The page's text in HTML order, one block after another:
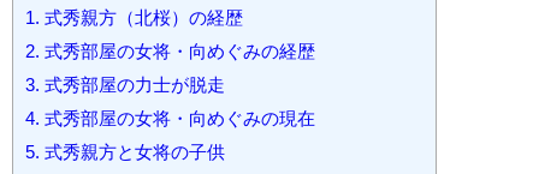
1.
式秀親方（北桜）の経歴
2. 式秀部屋の女将・向めぐみの経歴
3. 式秀部屋の力士が脱走
4. 式秀部屋の女将・向めぐみの現在
5. 式秀親方と女将の子供